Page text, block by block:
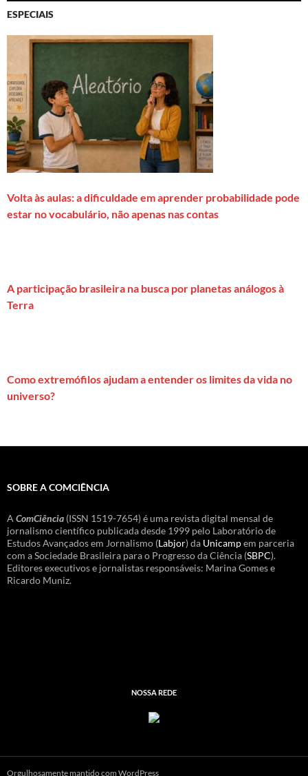
ESPECIAIS
Volta às aulas: a dificuldade em aprender probabilidade pode
estar no vocabulário, não apenas nas contas
A participação brasileira na busca por planetas análogos à
Terra
Como extremófilos ajudam a entender os limites da vida no
universo?
SOBRE A COMCIÊNCIA
A ComCiência (ISSN 1519-7654) é uma revista digital mensal de
jornalismo científico publicada desde 1999 pelo Laboratório de
Estudos Avançados em Jornalismo (Labjor) da Unicampem parceria
com a Sociedade Brasileira para o Progresso da Ciência (SBPC).
Editores executivos e jornalistas responsáveis: Marina Gomes e
Ricardo Muniz.
NOSSA REDE
Orgulhosamente mantido com WordPress